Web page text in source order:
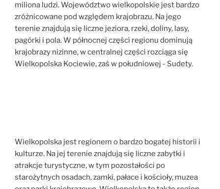
miliona ludzi. Województwo wielkopolskie jest bardzo
zróżnicowane pod względem krajobrazu. Na jego
terenie znajdują się liczne jeziora, rzeki, doliny, lasy,
pagórki i pola. W północnej części regionu dominują
krajobrazy nizinne, w centralnej części rozciąga się
Wielkopolska Kociewie, zaś w południowej - Sudety.
Wielkopolska jest regionem o bardzo bogatej historii i
kulturze. Na jej terenie znajdują się liczne zabytki i
atrakcje turystyczne, w tym pozostałości po
starożytnych osadach, zamki, pałace i kościoły, muzea